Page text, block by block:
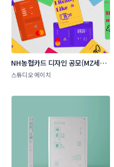
NH농협카드 디자인 공모(MZ세대
타겟 상품 카드 플레이트 디자인)
스튜디오 에이치